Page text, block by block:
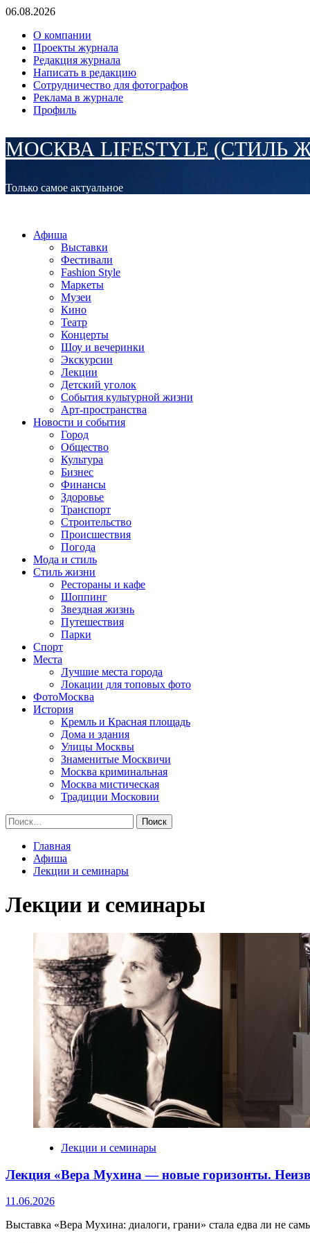
Перейти
содержимому
06.08.2026
О компании
Проекты журнала
Редакция журнала
Написать в редакцию
Сотрудничество для фотографов
Реклама в журнале
Профиль
МОСКВА LIFESTYLE (СТИЛЬ
Только самое актуальное
Афиша
Выставки
Фестивали
Fashion Style
Маркеты
Музеи
Кино
Театр
Концерты
Шоу и вечеринки
Экскурсии
Лекции
Детский уголок
События культурной жизни
Арт-пространства
Новости и события
Город
Общество
Культура
Бизнес
Финансы
Здоровье
Транспорт
Строительство
Происшествия
Погода
Мода и стиль
Стиль жизни
Рестораны и кафе
Шоппинг
Звездная жизнь
Путешествия
Парки
Спорт
Места
Лучшие места города
Локации для топовых фото
ФотоМосква
История
Кремль и Красная площадь
Дома и здания
Улицы Москвы
Знаменитые Москвичи
Москва криминальная
Москва мистическая
Традиции Московии
Найти:
Главная
Афиша
Лекции и семинары
Лекции и семинары
Лекции и семинары
Лекция «Вера Мухина — новые горизонты.
11.06.2026
Выставка «Вера Мухина: диалоги, грани» стала едва ли не